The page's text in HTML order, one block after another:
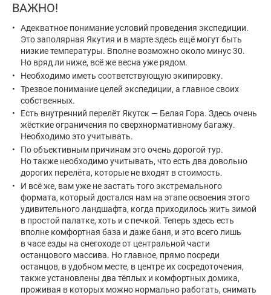
ВАЖНО!
Адекватное понимание условий проведения экспедиции.
Это заполярная Якутия и в марте здесь ещё могут быть
низкие температуры. Вполне возможно около минус 30.
Но вряд ли ниже, всё же весна уже рядом.
Необходимо иметь соответствующую экипировку.
Трезвое понимание целей экспедиции, а главное своих
собственных.
Есть внутренний перелёт Якутск — Белая Гора. Здесь очень
жёсткие ограничения по сверхнормативному багажу.
Необходимо это учитывать.
По объективным причинам это очень дорогой тур.
Но также необходимо учитывать, что есть два довольно
дорогих перелёта, которые не входят в стоимость.
И всё же, вам уже не застать того экстремального
формата, который достался нам на этапе освоения этого
удивительного ландшафта, когда приходилось жить зимой
в простой палатке, хоть и с печкой. Теперь здесь есть
вполне комфортная база и даже баня, и это всего лишь
в часе езды на снегоходе от центральной части
останцового массива. Но главное, прямо посреди
останцов, в удобном месте, в центре их сосредоточения,
также установлены два тёплых и комфортных домика,
проживая в которых можно нормально работать, снимать